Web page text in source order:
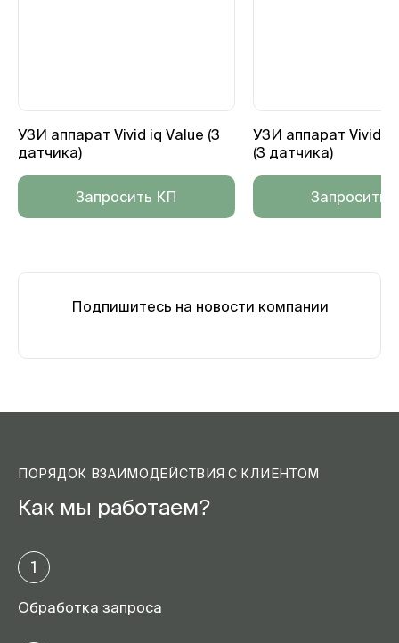
УЗИ аппарат Vivid iq Value (3
датчика)
Запросить КП
УЗИ аппарат Vivid
(3 датчика)
Запросить
Подпишитесь на новости компании
ПОРЯДОК ВЗАИМОДЕЙСТВИЯ С КЛИЕНТОМ
Как мы работаем?
1
Обработка запроса